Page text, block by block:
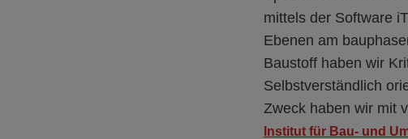
mittels der Software
Ebenen am
Baustoff haben wir
Selbstverständlich
Zweck haben wir mit
Institut für Bau- und